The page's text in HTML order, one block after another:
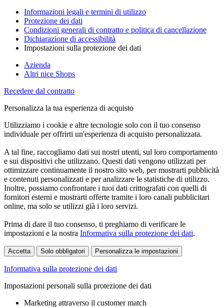
Informazioni legali e termini di utilizzo
Protezione dei dati
Condizioni generali di contratto e politica di cancellazione
Dichiarazione di accessibilità
Impostazioni sulla protezione dei dati
Azienda
Altri nice Shops
Recedere dal contratto
Personalizza la tua esperienza di acquisto
Utilizziamo i cookie e altre tecnologie solo con il tuo consenso
individuale per offrirti un'esperienza di acquisto personalizzata.
A tal fine, raccogliamo dati sui nostri utenti, sul loro comportamento
e sui dispositivi che utilizzano. Questi dati vengono utilizzati per
ottimizzare continuamente il nostro sito web, per mostrarti pubblicità
e contenuti personalizzati e per analizzare le statistiche di utilizzo.
Inoltre, possiamo confrontare i tuoi dati crittografati con quelli di
fornitori esterni e mostrarti offerte tramite i loro canali pubblicitari
online, ma solo se utilizzi già i loro servizi.
Prima di dare il tuo consenso, ti preghiamo di verificare le
impostazioni e la nostra Informativa sulla protezione dei dati.
Accetta Solo obbligatori Personalizza le impostazioni
Informativa sulla protezione dei dati
Impostazioni personali sulla protezione dei dati
Marketing attraverso il customer match